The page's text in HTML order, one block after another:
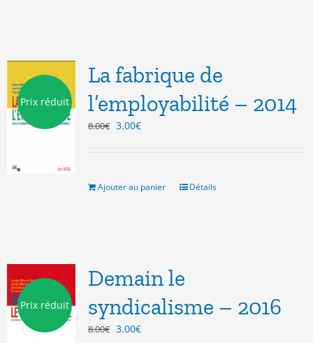
Prix réduit
La fabrique de
l’employabilité – 2014
8.00€ Le
8.00€.
3.00€Le
3.00€.
Ajouter au panier Détails
Prix réduit
Demain le
syndicalisme – 2016
8.00€ Le
3.00€Le